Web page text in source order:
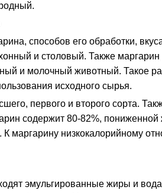
способов его обработки,
и столовый. Также маргарин
и молочный животный. Такое
исходного сырья.
первого и второго сорта.
содержит 80-82%, пониженной
маргарину низкокалорийному
эмульгированные жиры и